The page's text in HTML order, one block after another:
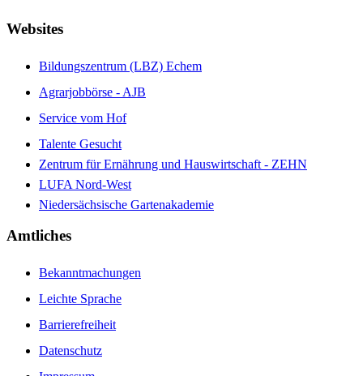
Websites
Bildungszentrum (LBZ) Echem
Agrarjobbörse - AJB
Service vom Hof
Talente Gesucht
Zentrum für Ernährung und Hauswirtschaft - ZEHN
LUFA Nord-West
Niedersächsische Gartenakademie
Amtliches
Bekanntmachungen
Leichte Sprache
Barrierefreiheit
Datenschutz